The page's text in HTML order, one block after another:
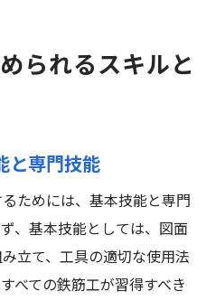
られるスキルと
と専門技能
ためには、基本技能と専門
、基本技能としては、図面
立て、工具の適切な使用法
べての鉄筋工が習得すべき